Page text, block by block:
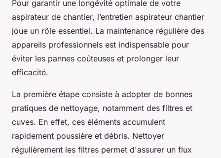
Pour garantir une longévité optimale de votre
aspirateur de chantier, l’entretien aspirateur chantier
joue un rôle essentiel. La maintenance régulière des
appareils professionnels est indispensable pour
éviter les pannes coûteuses et prolonger leur
efficacité.
La première étape consiste à adopter de bonnes
pratiques de nettoyage, notamment des filtres et
cuves. En effet, ces éléments accumulent
rapidement poussière et débris. Nettoyer
régulièrement les filtres permet d'assurer un flux